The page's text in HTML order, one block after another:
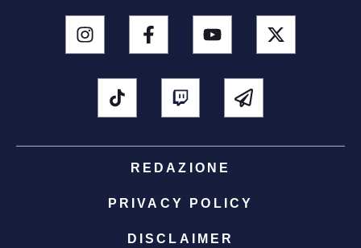
REDAZIONE
PRIVACY POLICY
DISCLAIMER